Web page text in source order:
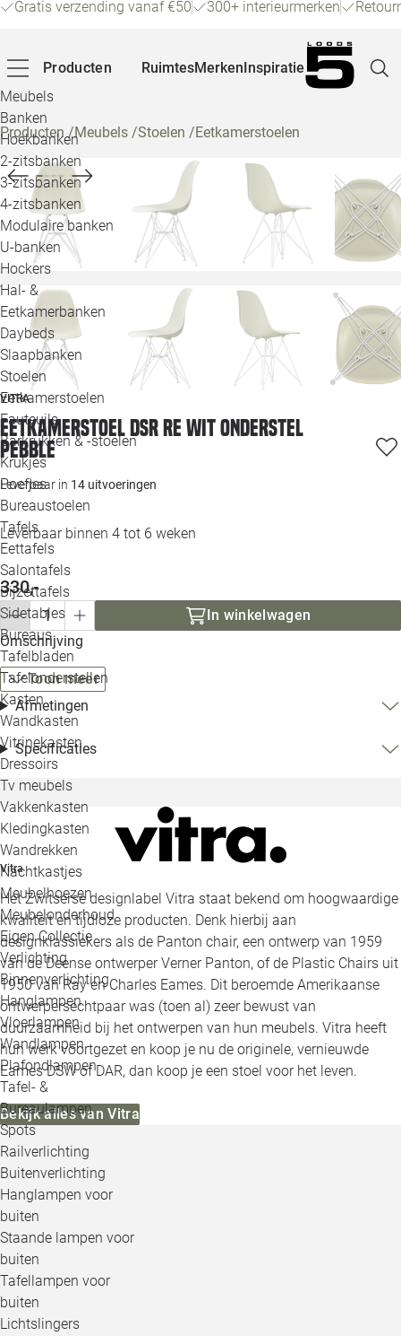
Gratis verzending vanaf €50 300+ interieurmerken
Producten
Meubels
Banken
Hoekbanken
2-zitsbanken
3-zitsbanken
4-zitsbanken
Modulaire banken
U-banken
Hockers
Hal- &
Eetkamerbanken
Daybeds
Slaapbanken
Stoelen
Eetkamerstoelen
Fauteuils
Barkrukken & -stoelen
Krukjes
Poefjes
Bureaustoelen
Tafels
Eettafels
Salontafels
Bijzettafels
Sidetables
Bureaus
Tafelbladen
Tafelonderstellen
Kasten
Wandkasten
Vitrinekasten
Dressoirs
Tv meubels
Vakkenkasten
Kledingkasten
Wandrekken
Nachtkastjes
Meubelhoezen
Meubelonderhoud
Eigen Collectie
Verlichting
Binnenverlichting
Hanglampen
Vloerlampen
Wandlampen
Plafondlampen
Tafel- &
Bureaulampen
Spots
Railverlichting
Buitenverlichting
Hanglampen voor
buiten
Staande lampen voor
buiten
Tafellampen voor
buiten
Lichtslingers
RuimtesMerkenInspiratie
Producten/Meubels /Stoelen /Eetkamerstoelen
VITRA
Eetkamerstoel DSR RE wit onderstel
pebble
Leverbaar in 14 uitvoeringen
Leverbaar binnen 4 tot 6 weken
330,-
In winkelwagen
Omschrijving
Toon meer
Afmetingen
Specificaties
Vitra
Het Zwitserse designlabel Vitra staat bekend om hoogwaardige
kwaliteit en tijdloze producten. Denk hierbij aan
designklassiekers als de Panton chair, een ontwerp van 1959
van de Deense ontwerper Verner Panton, of de Plastic Chairs uit
1950 van Ray en Charles Eames. Dit beroemde Amerikaanse
ontwerpersechtpaar was (toen al) zeer bewust van
duurzaamheid bij het ontwerpen van hun meubels. Vitra heeft
hun werk voortgezet en koop je nu de originele, vernieuwde
Eames DSW of DAR, dan koop je een stoel voor het leven.
Bekijk alles van Vitra